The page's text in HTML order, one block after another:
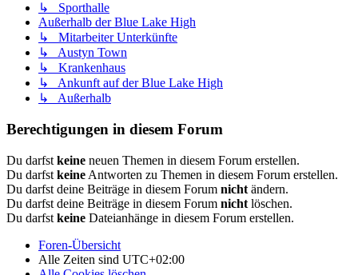
↳ Sporthalle
Außerhalb der Blue Lake High
↳ Mitarbeiter Unterkünfte
↳ Austyn Town
↳ Krankenhaus
↳ Ankunft auf der Blue Lake High
↳ Außerhalb
Berechtigungen in diesem Forum
Du darfst keine neuen Themen in diesem Forum erstellen.
Du darfst keine Antworten zu Themen in diesem Forum erstellen.
Du darfst deine Beiträge in diesem Forum nicht ändern.
Du darfst deine Beiträge in diesem Forum nicht löschen.
Du darfst keine Dateianhänge in diesem Forum erstellen.
Foren-Übersicht
Alle Zeiten sind UTC+02:00